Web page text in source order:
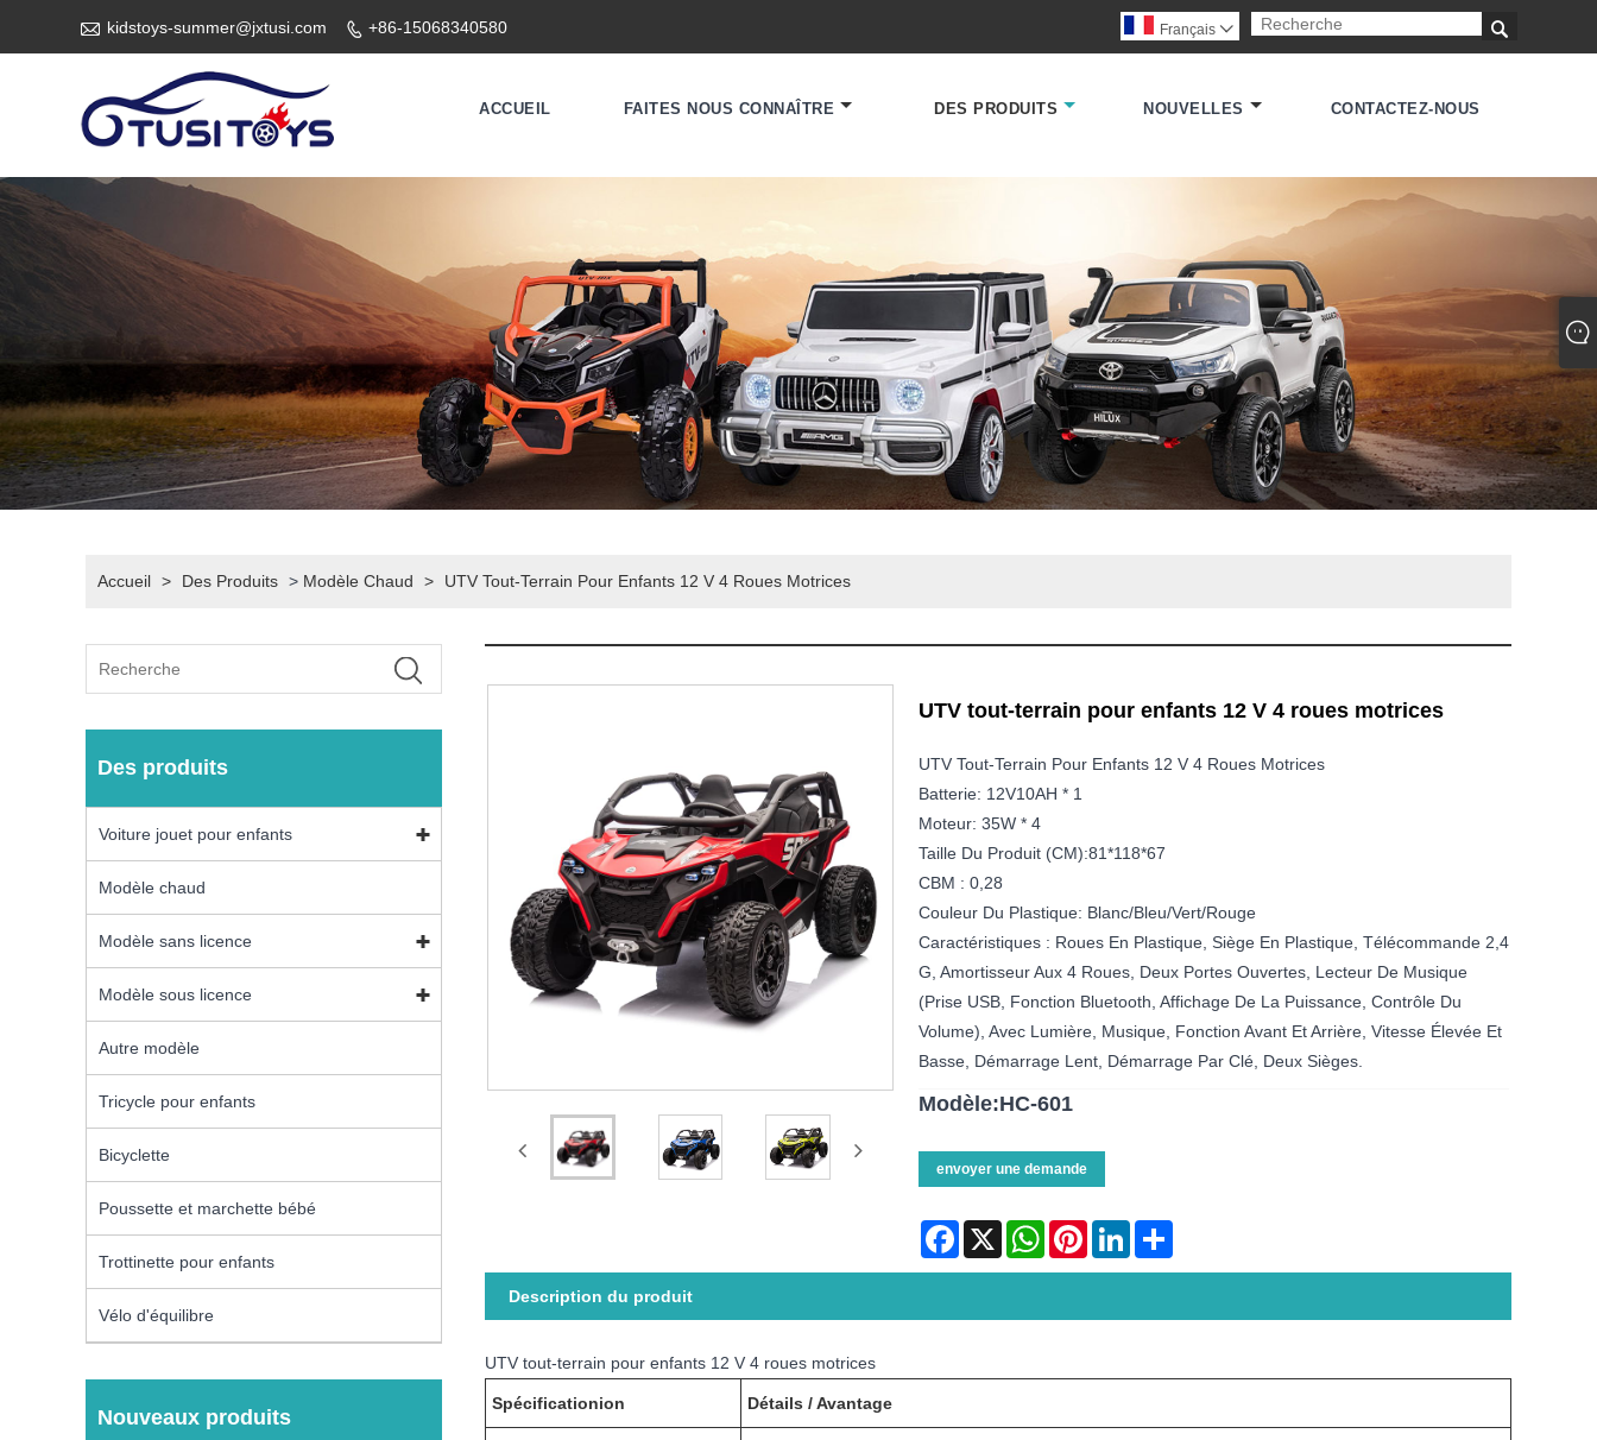
 kidstoys-summer@jxtusi.com  +86-15068340580 
Français 
ACCUEIL FAITES NOUS CONNAÎTRE DES PRODUITS NOUVELLES CONTACTEZ-NOUS
Accueil > Des Produits > Modèle Chaud > UTV Tout-Terrain Pour Enfants 12 V 4 Roues Motrices
Des produits
Voiture jouet pour enfants
Modèle chaud
Modèle sans licence
Modèle sous licence
Autre modèle
Tricycle pour enfants
Bicyclette
Poussette et marchette bébé
Trottinette pour enfants
Vélo d'équilibre
Nouveaux produits
UTV tout-terrain pour enfants 12 V 4 roues motrices
UTV Tout-Terrain Pour Enfants 12 V 4 Roues Motrices
Batterie: 12V10AH * 1
Moteur: 35W * 4
Taille Du Produit (CM):81*118*67
CBM : 0,28
Couleur Du Plastique: Blanc/bleu/vert/rouge
Caractéristiques : Roues En Plastique, Siège En Plastique, Télécommande 2,4
G, Amortisseur Aux 4 Roues, Deux Portes Ouvertes, Lecteur De Musique
(prise USB, Fonction Bluetooth, Affichage De La Puissance, Contrôle Du
Volume), Avec Lumière, Musique, Fonction Avant Et Arrière, Vitesse Élevée Et
Basse, Démarrage Lent, Démarrage Par Clé, Deux Sièges.
Modèle:HC-601
envoyer une demande
Facebook
X WhatsAppPinterestLinkedInShare
Description du produit
UTV tout-terrain pour enfants 12 V 4 roues motrices
Spécificationion Détails / Avantage